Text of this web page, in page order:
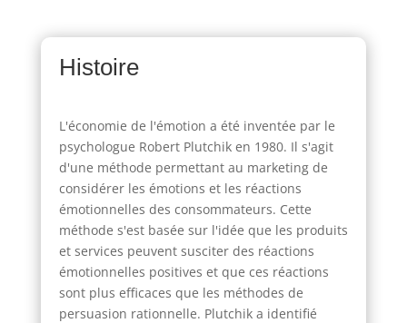
Histoire
L'économie de l'émotion a été inventée par le
psychologue Robert Plutchik en 1980. Il s'agit
d'une méthode permettant au marketing de
considérer les émotions et les réactions
émotionnelles des consommateurs. Cette
méthode s'est basée sur l'idée que les produits
et services peuvent susciter des réactions
émotionnelles positives et que ces réactions
sont plus efficaces que les méthodes de
persuasion rationnelle. Plutchik a identifié